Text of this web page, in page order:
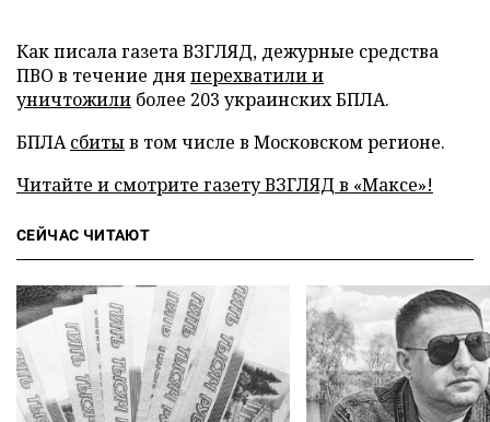
Как писала газета ВЗГЛЯД, дежурные средства
ПВО в течение дняперехватили и
уничтожили более 203 украинских БПЛА.
БПЛАсбитыв том числе в Московском регионе.
Читайте и смотрите газету ВЗГЛЯД в «Максе»!
СЕЙЧАС ЧИТАЮТ